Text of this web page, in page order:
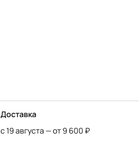
Доставка
с 19 августа — от 9 600 ₽